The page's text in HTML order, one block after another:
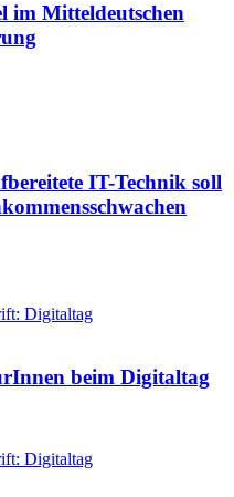
Mitteldeutschen
IT-Technik soll
beim Digitaltag